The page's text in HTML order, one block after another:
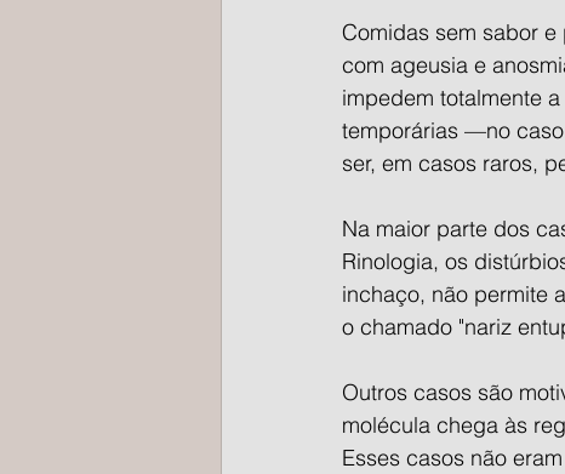
Comidas sem sabor
com ageusia e
impedem totalmente
temporárias —no
ser, em casos raros,
Na maior parte dos
Rinologia, os
inchaço, não permite
o chamado "nariz
Outros casos são
molécula chega às
Esses casos não